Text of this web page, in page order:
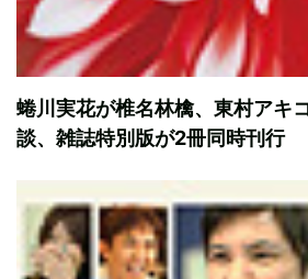
蜷川実花が椎名林檎、東村アキ
談、雑誌特別版が2冊同時刊行